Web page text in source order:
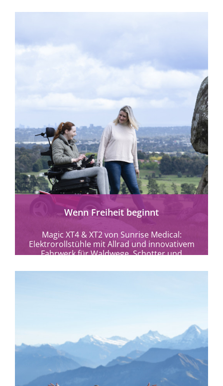
Wenn Freiheit beginnt
Magic XT4 & XT2 von Sunrise Medical:
Elektrorollstühle mit Allrad und innovativem
Fahrwerk für Waldwege, Schotter und